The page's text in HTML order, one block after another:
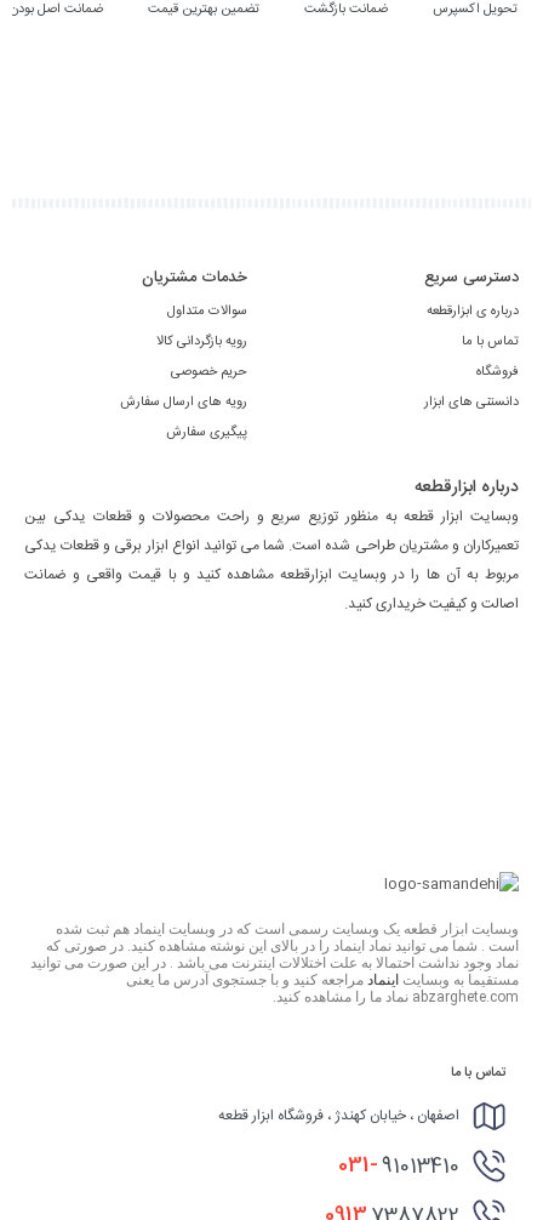
تحویل اکسپرس ضمانت بازگشت تضمین بهترین قیمت ضمانت اصل بودن
دسترسی سریع
درباره ی ابزارقطعه
تماس با ما
فروشگاه
دانستنی های ابزار
خدمات مشتریان
سوالات متداول
رویه بازگردانی کالا
حریم خصوصی
رویه های ارسال سفارش
پیگیری سفارش
درباره ابزارقطعه
وبسایت ابزار قطعه به منظور توزیع سریع و راحت محصولات و قطعات یدکی بین
تعمیرکاران و مشتریان طراحی شده است. شما می توانید انواع ابزار برقی و قطعات یدکی
مربوط به آن ها را در وبسایت ابزارقطعه مشاهده کنید و با قیمت واقعی و ضمانت
اصالت و کیفیت خریداری کنید.
وبسایت ابزار قطعه یک وبسایت رسمی است که در وبسایت اینماد هم ثبت شده
است . شما می توانید نماد اینماد را در بالای این نوشته مشاهده کنید. در صورتی که
نماد وجود نداشت احتمالا به علت اختلالات اینترنت می باشد . در این صورت می توانید
مستقیما به وبسایت اینماد مراجعه کنید و با جستجوی آدرس ما یعنی
abzarghete.com نماد ما را مشاهده کنید.
تماس با ما
اصفهان ، خیابان کهندژ ، فروشگاه ابزار قطعه
031-91013410